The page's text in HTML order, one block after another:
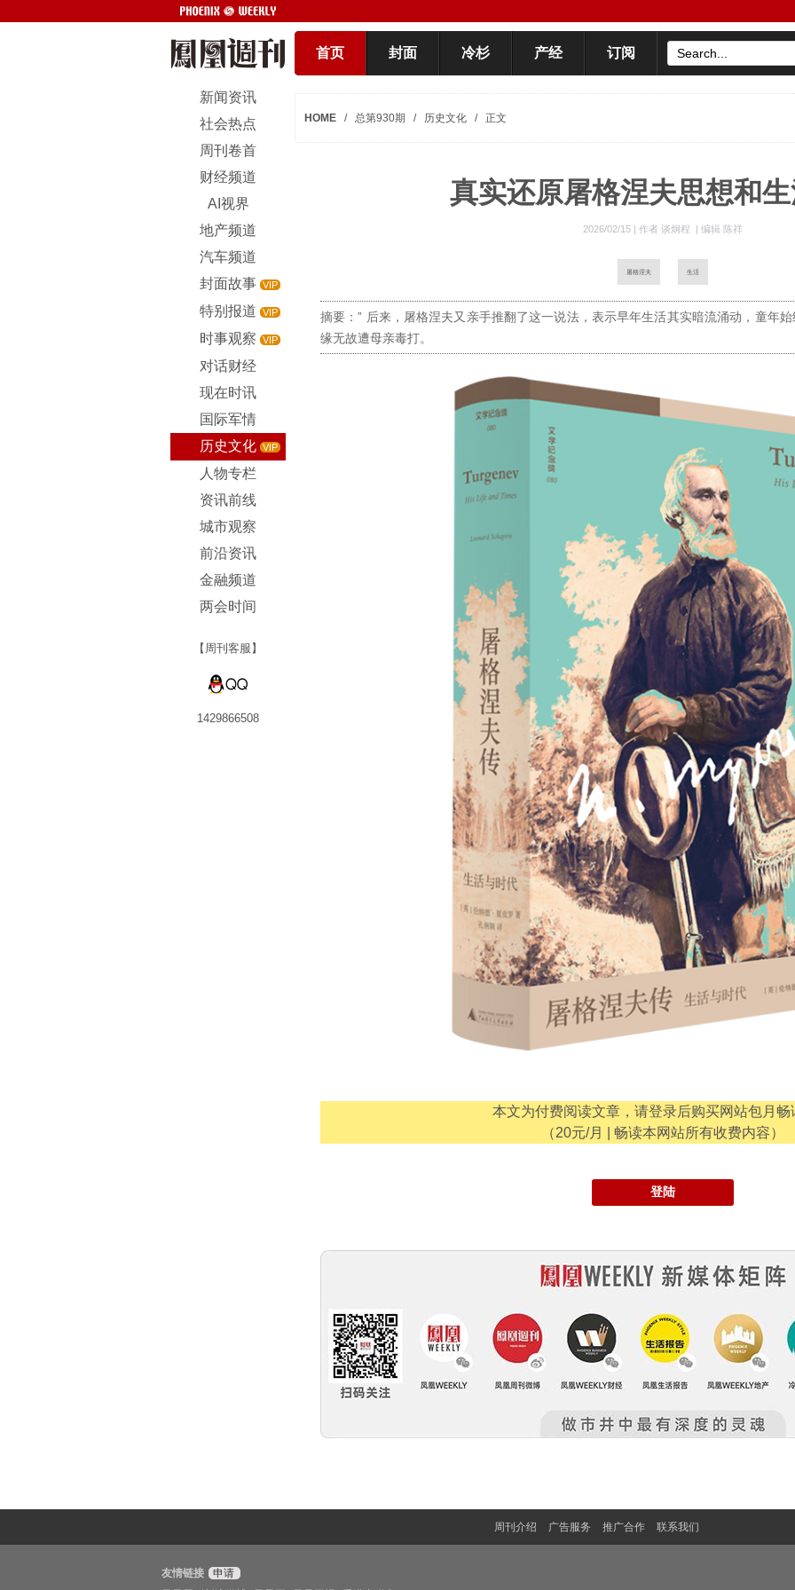
首页 封面 冷杉 产经 订阅
新闻资讯
社会热点
周刊卷首
财经频道
AI视界
地产频道
汽车频道
封面故事 VIP
特别报道 VIP
时事观察 VIP
对话财经
现在时讯
国际军情
历史文化 VIP
人物专栏
资讯前线
城市观察
前沿资讯
金融频道
两会时间
【周刊客服】
1429866508
HOME / 总第930期 / 历史文化 / 正文
真实还原屠格涅夫思想和
2026/02/15 | 作者 谈炯程 | 编辑 陈祥
屠格涅夫 生活
摘要：” 后来，屠格涅夫又亲手推翻了这一说法，表示早年生活其实暗流涌动，童年
缘无故遭母亲毒打。
本文为付费阅读文章，请登录后购买网站包月畅
（20元/月 | 畅读本网站所有收费内容）
登陆
周刊介绍 广告服务 推广合作 联系我们
友情链接
申请